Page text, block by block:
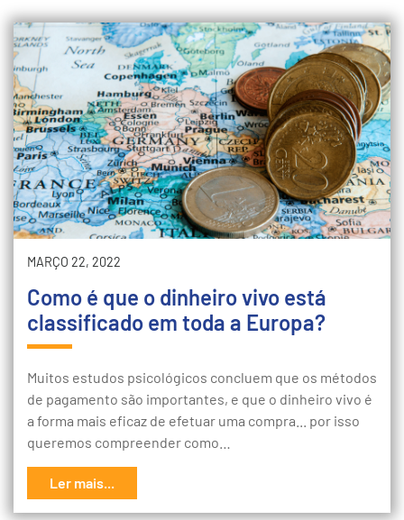
MARÇO 22, 2022
Como é que o dinheiro vivo está
classificado em toda a Europa?
Muitos estudos psicológicos concluem que os métodos
de pagamento são importantes, e que o dinheiro vivo é
a forma mais eficaz de efetuar uma compra... por isso
queremos compreender como…
Ler mais...